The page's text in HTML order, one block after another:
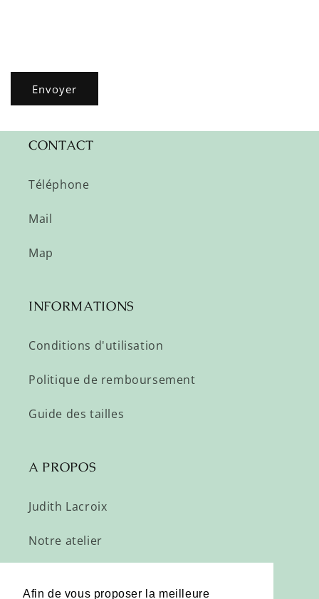
Afin de vous proposer la meilleure
Envoyer
CONTACT
Téléphone
Mail
Map
INFORMATIONS
Conditions d'utilisation
Politique de remboursement
Guide des tailles
A PROPOS
Judith Lacroix
Notre atelier
Profitez de nos offres privées :